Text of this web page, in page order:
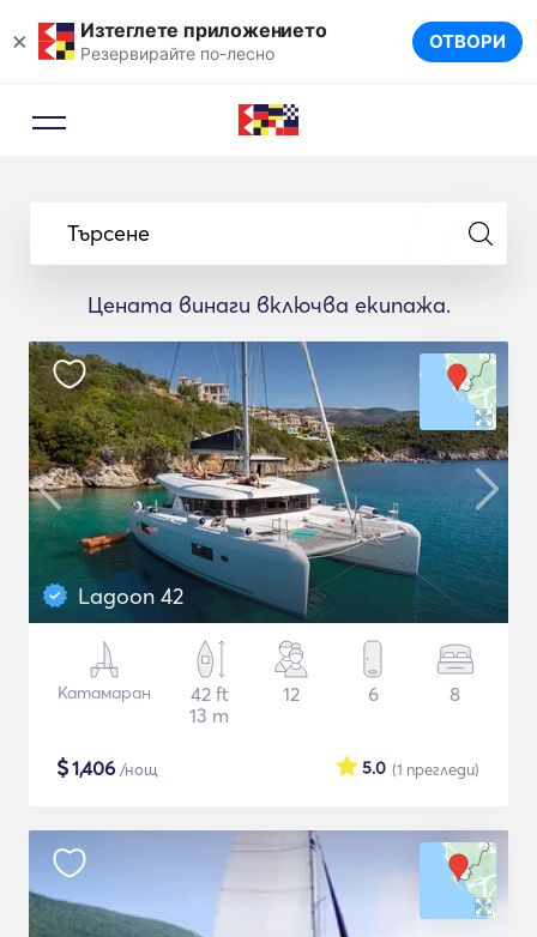
× Изтеглете приложението
Резервирайте по-лесно ОТВОРИ
Търсене
Цената винаги включва екипажа.
Lagoon 42
Катамаран
42 ft
13 m
12 6 8
$1,406 /нощ (1 прегледи)
5.0